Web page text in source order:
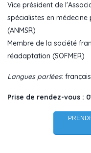
Vice président de
spécialistes en
(ANMSR)
Membre de la société
réadaptation (SOFMER)
Langues parlées:
Prise de rendez-vous :